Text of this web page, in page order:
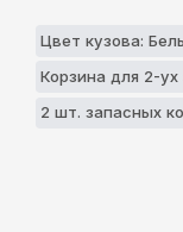
Цвет кузова:
Корзина для 2-
2 шт. запасных